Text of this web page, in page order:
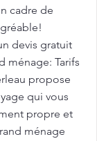
cadre de
devis gratuit
ménage: Tarifs
propose
qui vous
propre et
ménage